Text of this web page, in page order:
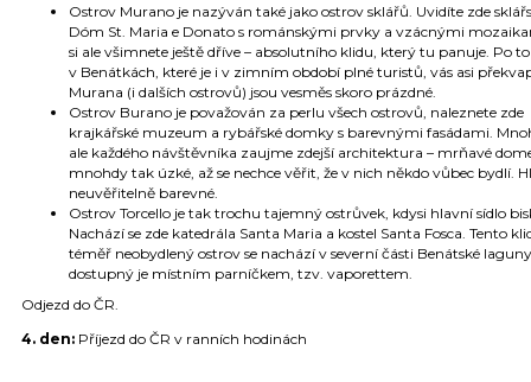
Ostrov Murano je nazýván také jako ostrov sklářů. Uvidíte zde
Dóm St. Maria e Donato s románskými prvky a vzácnými
si ale všimnete ještě dříve – absolutního klidu, který tu panuje. Po
v Benátkách, které je i v zimním období plné turistů, vás asi
Murana (i dalších ostrovů) jsou vesměs skoro prázdné.
Ostrov Burano je považován za perlu všech ostrovů, naleznete zde
krajkářské muzeum a rybářské domky s barevnými fasádami.
ale každého návštěvníka zaujme zdejší architektura – mrňavé
mnohdy tak úzké, až se nechce věřit, že v nich někdo vůbec bydlí.
neuvěřitelně barevné.
Ostrov Torcello je tak trochu tajemný ostrůvek, kdysi hlavní sídlo
Nachází se zde katedrála Santa Maria a kostel Santa Fosca. Tento
téměř neobydlený ostrov se nachází v severní části Benátské
dostupný je místním parníčkem, tzv. vaporettem.
Odjezd do ČR.
4. den: Příjezd do ČR v ranních hodinách